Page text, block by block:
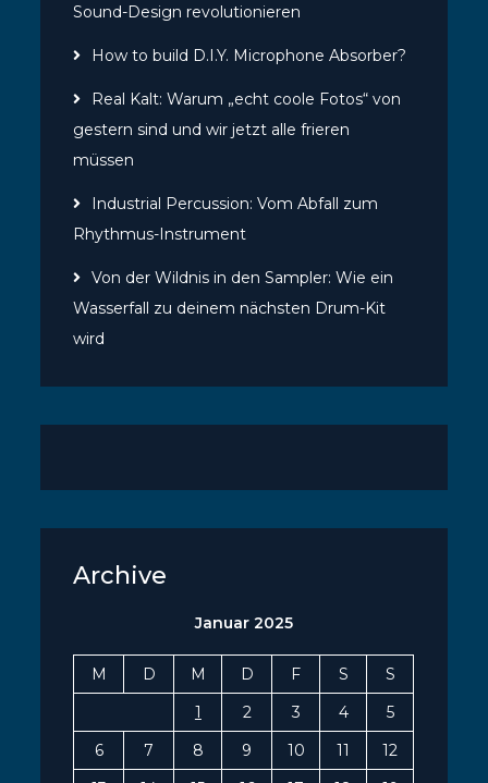
Sound-Design revolutionieren
How to build D.I.Y. Microphone Absorber?
Real Kalt: Warum „echt coole Fotos“ von
gestern sind und wir jetzt alle frieren
müssen
Industrial Percussion: Vom Abfall zum
Rhythmus-Instrument
Von der Wildnis in den Sampler: Wie ein
Wasserfall zu deinem nächsten Drum-Kit
wird
Archive
Januar 2025
M D M D F S
S
1
2 3 4
5
6
7 8 9 10 11
12